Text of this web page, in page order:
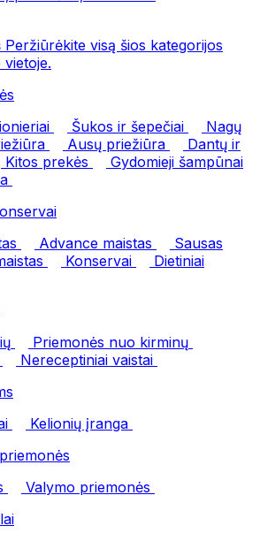
Peržiūrėkite visą šios kategorijos
Šukos ir šepečiai
Nagų
Ausų priežiūra
Dantų ir
Kitos prekės
Gydomieji šampūnai
Advance maistas
Sausas
Konservai
Dietiniai
Priemonės nuo kirminų
Nereceptiniai vaistai
Kelionių įranga
Valymo priemonės